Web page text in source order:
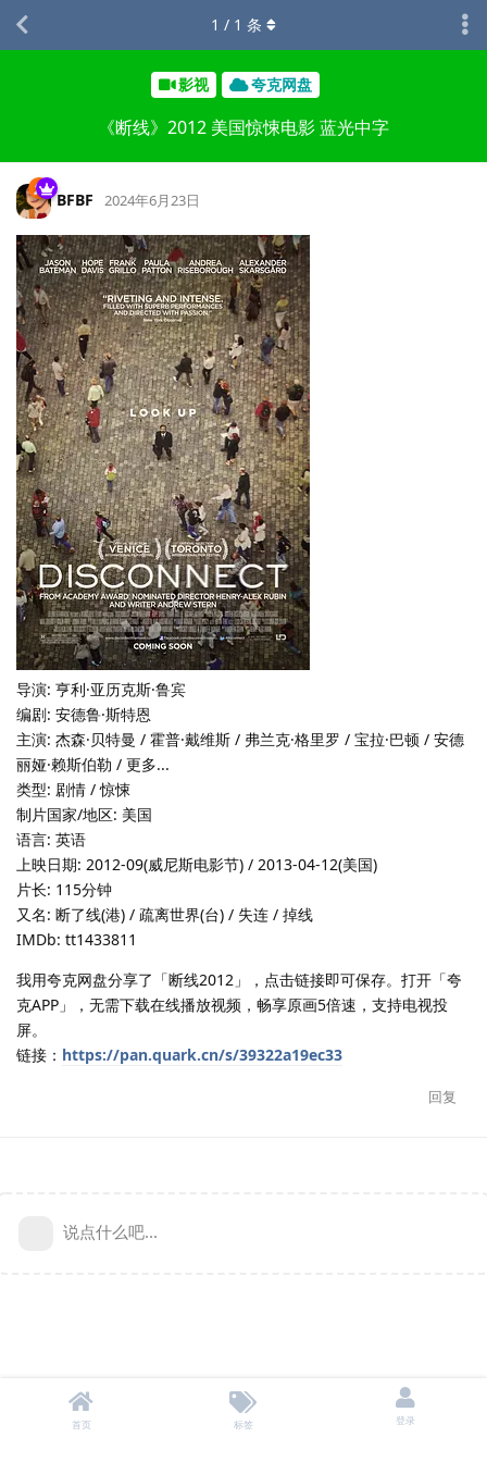
影视 夸克网盘
《断线》2012 美国惊悚电影 蓝光中字
1 / 1 条
BFBF 2024年6月23日
导演: 亨利·亚历克斯·鲁宾
编剧: 安德鲁·斯特恩
主演: 杰森·贝特曼 / 霍普·戴维斯 / 弗兰克·格里罗 / 宝拉·巴顿 / 安德
丽娅·赖斯伯勒 / 更多...
类型: 剧情 / 惊悚
制片国家/地区: 美国
语言: 英语
上映日期: 2012-09(威尼斯电影节) / 2013-04-12(美国)
片长: 115分钟
又名: 断了线(港) / 疏离世界(台) / 失连 / 掉线
IMDb: tt1433811
我用夸克网盘分享了「断线2012」，点击链接即可保存。打开「夸
克APP」，无需下载在线播放视频，畅享原画5倍速，支持电视投
屏。
链接： https://pan.quark.cn/s/39322a19ec33
回复
说点什么吧...
首页 标签 登录